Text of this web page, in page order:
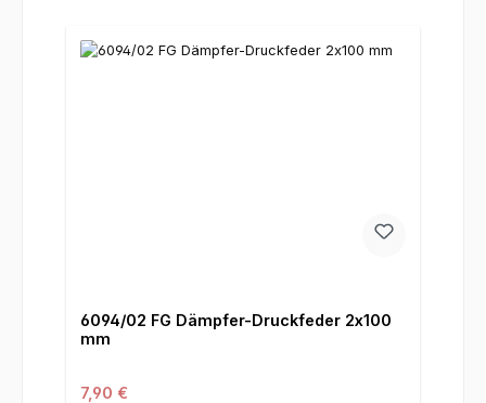
6094/02 FG Dämpfer-Druckfeder 2x100
mm
Regulärer Preis:
7,90 €